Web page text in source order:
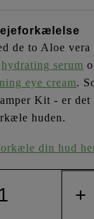
FAQ om
om
de to Aloe vera
hydrating serum
eye cream.
Kit - er
huden.
din hud
+